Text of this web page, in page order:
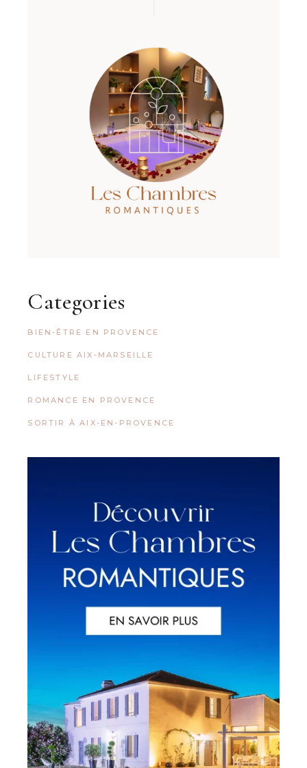
Categories
BIEN-ÊTRE EN PROVENCE
CULTURE AIX-MARSEILLE
LIFESTYLE
ROMANCE EN PROVENCE
SORTIR À AIX-EN-PROVENCE